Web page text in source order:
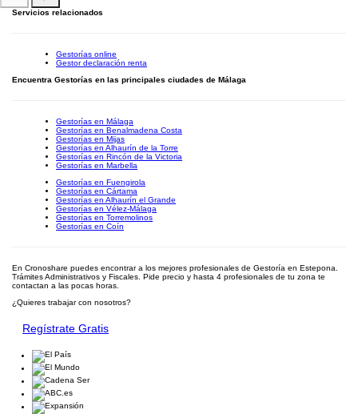
Servicios relacionados
Gestorías online
Gestor declaración renta
Encuentra Gestorías en las principales ciudades de Málaga
Gestorías en Málaga
Gestorías en Benalmadena Costa
Gestorías en Mijas
Gestorías en Alhaurín de la Torre
Gestorías en Rincón de la Victoria
Gestorías en Marbella
Gestorías en Fuengirola
Gestorías en Cártama
Gestorías en Alhaurín el Grande
Gestorías en Vélez-Málaga
Gestorías en Torremolinos
Gestorías en Coín
En Cronoshare puedes encontrar a los mejores profesionales de Gestoría en Estepona.
Trámites Administrativos y Fiscales. Pide precio y hasta 4 profesionales de tu zona te
contactan a las pocas horas.
¿Quieres trabajar con nosotros?
Regístrate Gratis